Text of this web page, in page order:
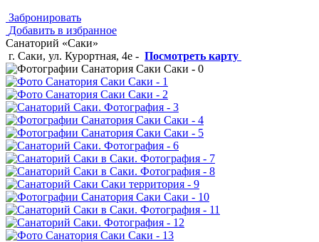
Забронировать
Добавить в избранное
Санаторий «Саки»
г. Саки, ул. Курортная, 4e - Посмотреть карту